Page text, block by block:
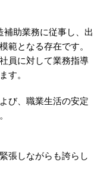
補助業務に従事し、出
範となる存在です。
員に対して業務指導
す。
び、職業生活の安定
張しながらも誇らし